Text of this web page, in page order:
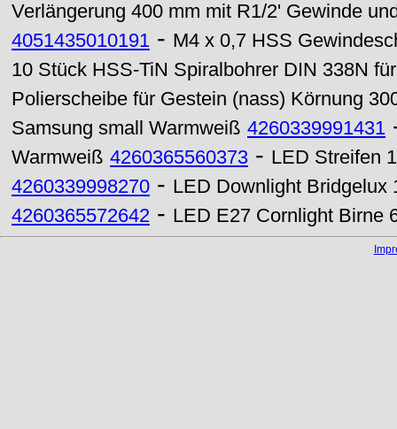
Verlängerung 400 mm mit R1/2' Gewinde
4051435010191 - M4 x 0,7 HSS
10 Stück HSS-TiN Spiralbohrer DIN 338N
Polierscheibe für Gestein (nass) Körnung
Samsung small Warmweiß 4260339991431
Warmweiß 4260365560373 - LED Streifen
4260339998270 - LED Downlight Bridgelux
4260365572642 - LED E27 Cornlight Birne